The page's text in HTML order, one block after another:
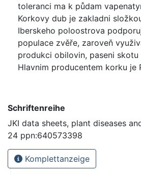
toleranci ma k půdam
Korkovy dub je zakladni
Iberskeho poloostrova
populace zvěře, zaroveň
produkci obilovin, paseni
Hlavnim producentem korku je
Schriftenreihe
JKI data sheets, plant diseases
24 ppn:640573398
Komplettanzeige